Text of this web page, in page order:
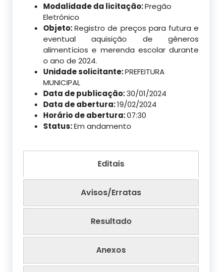
Modalidade da licitação:Pregão
Eletrônico
Objeto:Registro de preços para futura e
eventual aquisição de gêneros
alimentícios e merenda escolar durante
o ano de 2024.
Unidade solicitante:PREFEITURA
MUNICIPAL
Data de publicação:30/01/2024
Data de abertura:19/02/2024
Horário de abertura:07:30
Status:Em andamento
Editais
Avisos/Erratas
Resultado
Anexos